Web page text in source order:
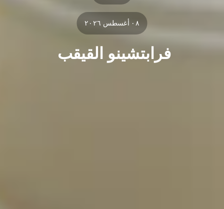
٠٨ أغسطس ٢٠٢٦
فرابتشينو القيقب